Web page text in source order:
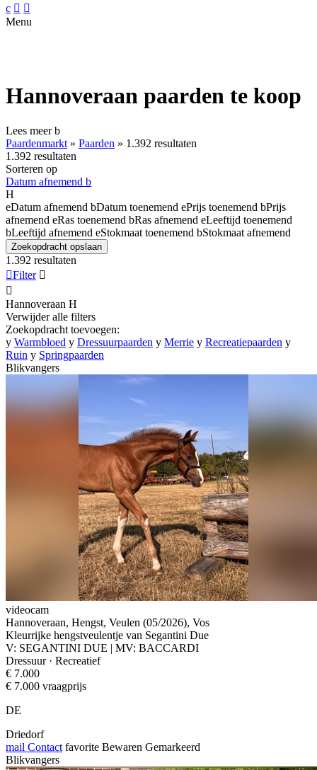
c  
Menu
Hannoveraan paarden te koop
Lees meerb
Paardenmarkt » Paarden » 1.392 resultaten
1.392 resultaten
Sorteren op
Datum afnemend b
H
eDatum afnemend bDatum toenemend ePrijs toenemend bPrijs
afnemend eRas toenemend bRas afnemend eLeeftijd toenemend
bLeeftijd afnemend eStokmaat toenemend bStokmaat afnemend
Zoekopdracht opslaan
1.392 resultaten
Filter 

Hannoveraan H
Verwijder alle filters
Zoekopdracht toevoegen:
y Warmbloed y Dressuurpaarden y Merrie y Recreatiepaarden y
Ruin y Springpaarden
Blikvangers
videocam
Hannoveraan, Hengst, Veulen (05/2026), Vos
Kleurrijke hengstveulentje van Segantini Due
V: SEGANTINI DUE | MV: BACCARDI
Dressuur · Recreatief
€ 7.000
€ 7.000 vraagprijs
DE
Driedorf
mail Contact favorite Bewaren Gemarkeerd
Blikvangers